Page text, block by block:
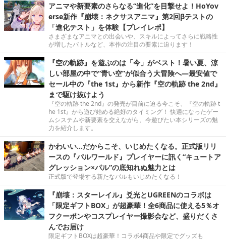
アニマや新要素のさらなる“進化”を目撃せよ！HoYov
erse新作『崩壊：ネクサスアニマ』第2回βテストの
「進化テスト」を体験【プレイレポ】
さまざまなアニマとの出会いや、スキルによってさらに戦略性
が増したバトルなど、本作の注目の要素に迫ります！
『空の軌跡』を遊ぶのは「今」がベスト！暑い夏、涼
しい部屋の中で“青い空”が似合う大冒険へ―最安値で
セール中の『the 1st』から新作『空の軌跡 the 2nd』
まで駆け抜けよう
『空の軌跡 the 2nd』の発売が目前に迫る今こそ、『空の軌跡 t
he 1st』から遊び始める絶好のタイミング！ 快適になったゲー
ムシステムや新要素を交えながら、今遊びたい本シリーズの魅
力を紹介します。
かわいい…だからこそ、いじめたくなる。正式版リリ
ースの『パルワールド』プレイヤーに訊く“キュートア
グレッション×パル”の底知れぬ魅力とは
正式版で登場する新たなパルもいじめたくなる！
『崩壊：スターレイル』爻光とUGREENのコラボは
「限定ギフトBOX」が超豪華！全6商品に使える5％オ
フクーポンやコスプレイヤー撮影会など、盛りだくさ
んでお届け
限定ギフトBOXは超豪華！コラボ4商品や限定でグッズも